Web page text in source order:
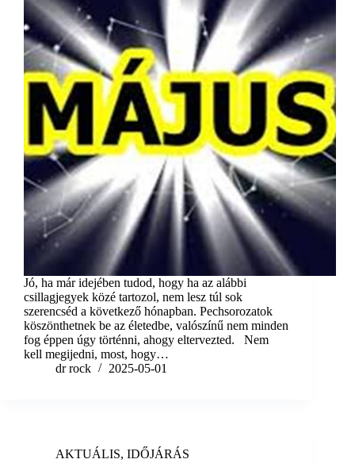
Jó, ha már idejében tudod, hogy ha az alábbi
csillagjegyek közé tartozol, nem lesz túl sok
szerencséd a következő hónapban. Pechsorozatok
köszönthetnek be az életedbe, valószínű nem minden
fog éppen úgy történni, ahogy eltervezted. Nem
kell megijedni, most, hogy…
dr rock
2025-05-01
AKTUÁLIS, IDŐJÁRÁS